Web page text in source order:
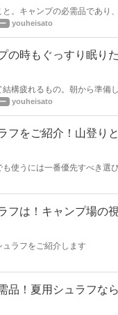
。キャンプの必需品であり
フ選びのポイントをしっか
youheisato
の時もぐっすり眠り
構疲れるもの。朝から準備
のために元気をチャージし
youheisato
フをご紹介！山登り
使うには一番優先すべき選
量でコンパクトなシュラフ
フは！キャンプ場の
ラフをご紹介します
品！夏用シュラフな